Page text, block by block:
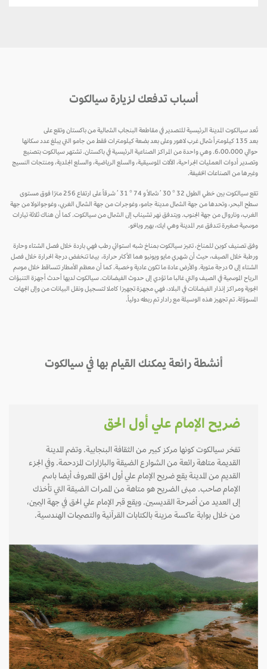
أسباب تدفعك لزيارة سيالكوت
تُعد سيالكوت المدينة الرئيسية للتصدير في مقاطعة البنجاب الشمالية من باكستان وتقع على
بعد 135 كيلومتراً شمال غرب لاهور وعلى بعد بضعة كيلومترات فقط من جامو التي يبلغ عدد سكانها
حوالي 6،00،000. وهي واحدة من المراكز الصناعية الرئيسية في باكستان. تشتهر سيالكوت بتصنيع
وتصدير أدوات العمليات الجراحية، الآلات الموسيقية، والسلع الرياضية، والسلع الجلدية، ومنتجات النسيج
وغيرها من الصناعات الخفيفة.
تقع سيالكوت بين خطي الطول 32 ° 30 ′ شمالاً و 74 ° 31 ′ شرقاً على ارتفاع 256 مترًا فوق مستوى
سطح البحر، وتحدها من جهة الشمال مدينة جامو، وغوجرات من جهة الشمال الغربي، وغوجوانولا من جهة
الغرب، وناروال من جهة الجنوب. ويتدفق نهر تشيناب إلى الشمال من سيالكوت. كما أن هناك ثلاثة تيارات
موسمية صغيرة تتدفق عبر المدينة وهي ايك، بهير وبالخو.
وفق تصنيف كوبن للمناخ، تتميز سيالكوت بمناخ شبه استوائي رطب فهي باردة خلال فصل الشتاء وحارة
ورطبة خلال الصيف، حيث أن شهري مايو ويونيو هما الأكثر حرارة، بينما تنخفض درجة الحرارة خلال فصل
الشتاء إلى 0 درجة مئوية. والأرض عادة ما تكون عادية وخصبة. كما أن معظم الأمطار تتساقط خلال موسم
الرياح الموسمية في الصيف والتي غالبا ما تؤدي إلى حدوث الفيضانات. سيالكوت لديها أحدث أجهزة التنبؤات
الجوية ومراكز إنذار الفيضانات في البلاد، فهي مجهزة تجهيزا كاملا لتسجيل ونقل البيانات من وإلى الجهات
المسوؤلة. تم تجهيز هذه الوسيلة مع رادار تم ربطه دولياً.
أنشطة رائعة يمكنك القيام بها في سيالكوت
ضريح الإمام علي أول الحق
تفخر سيالكوت كونها مركز كبير من الثقافة البنجابية. وتضم المدينة
القديمة متاهة رائعة من الشوارع الضيقة والبازارات المزدحمة. وفي الجزء
القديم من المدينة يقع ضريح الإمام علي أول الحق المعروف أيضا باسم
الإمام صاحب. مبنى الضريح هو متاهة من الممرات الضيقة التي تأخذك
إلى العديد من أضرحة القديسين. ويقع قبر الإمام علي الحق في جهة اليمين،
من خلال بوابة عاكسة مزينة بالكتابات القرآنية والتصميمات الهندسية.